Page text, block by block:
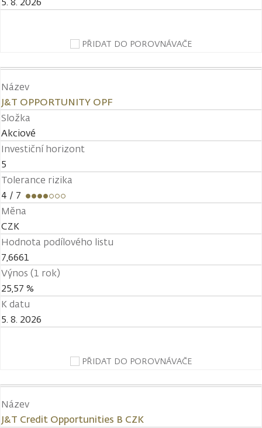
PŘIDAT DO POROVNÁVAČE
Název
J&T OPPORTUNITY OPF
Složka
Akciové
Investiční horizont
5
Tolerance rizika
4 / 7
Měna
CZK
Hodnota podílového listu
7,6661
Výnos (1 rok)
25,57 %
K datu
5. 8. 2026
PŘIDAT DO POROVNÁVAČE
Název
J&T Credit Opportunities B CZK